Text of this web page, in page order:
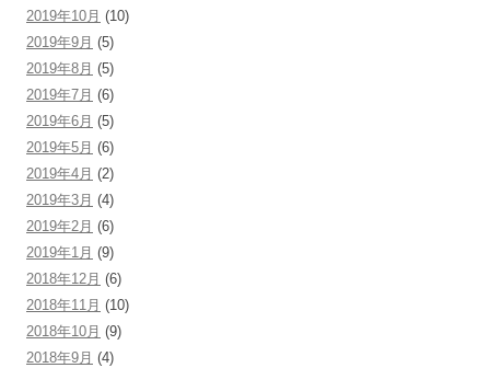
2019年10月 (10)
2019年9月 (5)
2019年8月 (5)
2019年7月 (6)
2019年6月 (5)
2019年5月 (6)
2019年4月 (2)
2019年3月 (4)
2019年2月 (6)
2019年1月 (9)
2018年12月 (6)
2018年11月 (10)
2018年10月 (9)
2018年9月 (4)